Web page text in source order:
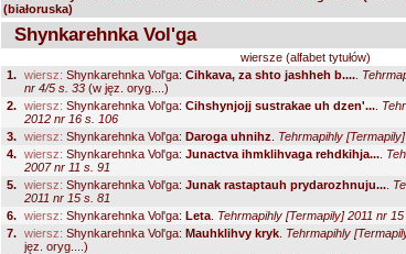
(białoruska)
Shynkarehnka Vol'ga
wiersze (alfabet tytułów)
1. wiersz: Shynkarehnka Vol'ga: Cihkava, za shto jashheh b....
nr 4/5 s. 33 (w jęz. oryg....)
2. wiersz: Shynkarehnka Vol'ga: Cihshynjojj sustrakae uh dzen'...
2012 nr 16 s. 106
3. wiersz: Shynkarehnka Vol'ga: Daroga uhnihz Tehrmapihly
4. wiersz: Shynkarehnka Vol'ga: Junactva ihmklihvaga rehdkihja...
2007 nr 11 s. 91
5. wiersz: Shynkarehnka Vol'ga: Junak rastaptauh prydarozhnuju...
2011 nr 15 s. 81
6. wiersz: Shynkarehnka Vol'ga: Leta Tehrmapihly [Termapily] 2011 nr
7. wiersz: Shynkarehnka Vol'ga: Mauhklihvy kryk Tehrmapihly
jęz. oryg....)